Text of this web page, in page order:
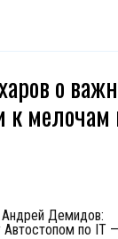
о
Демидов:
по IT